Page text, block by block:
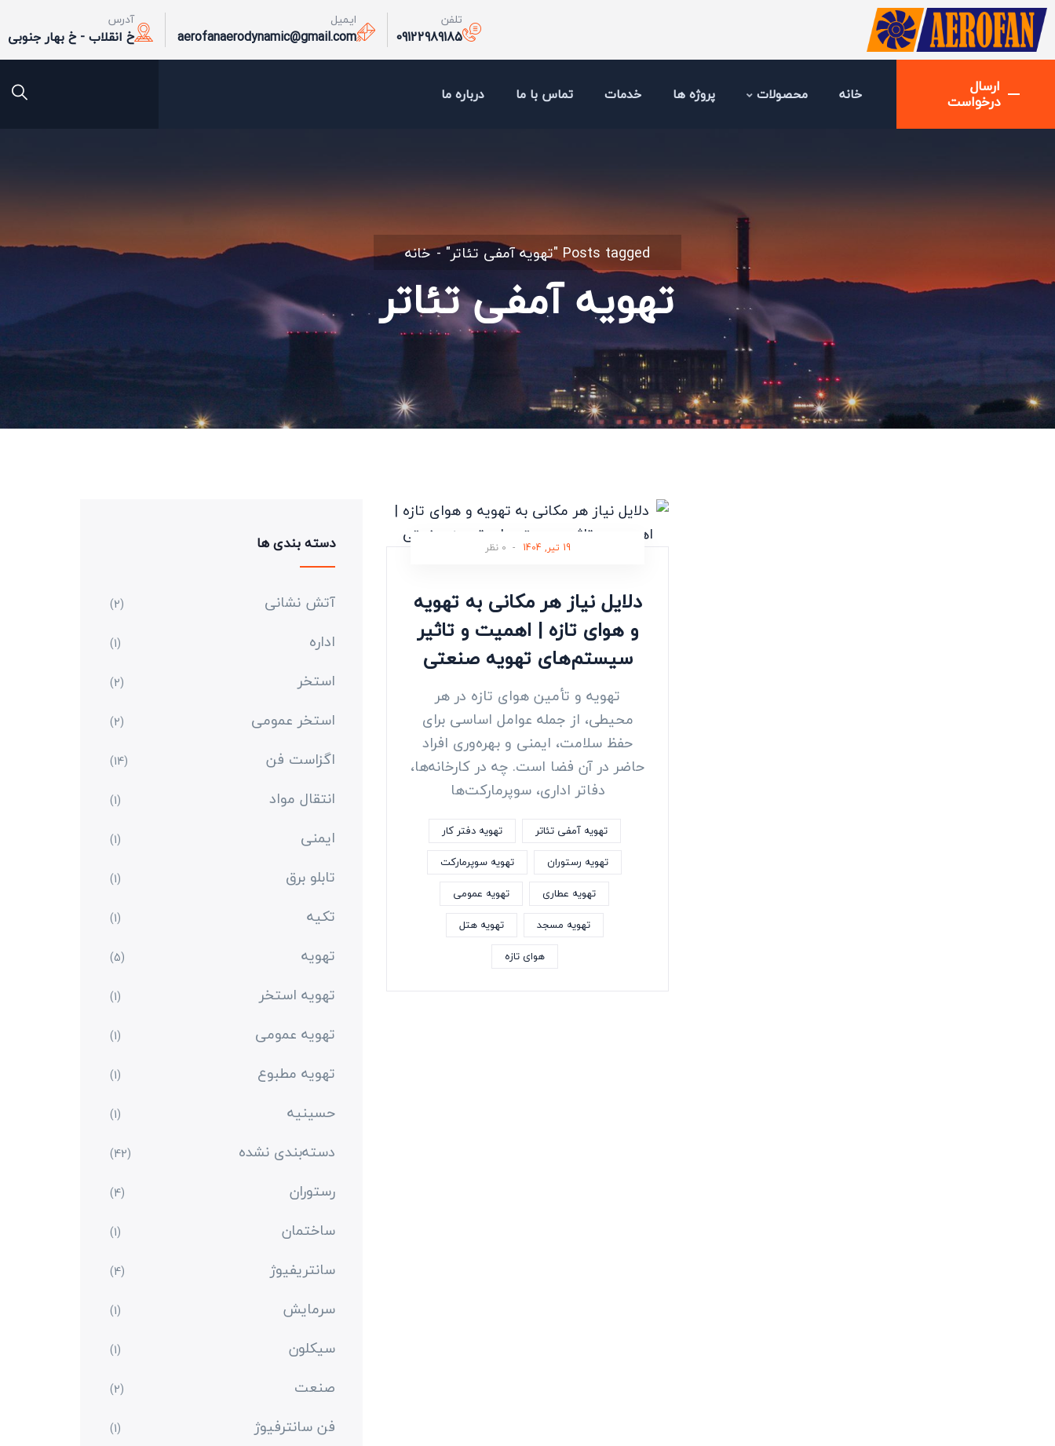
تلفن
09122989185
ایمیل
aerofanaerodynamic@gmail.com
آدرس
خ انقلاب - خ بهار جنوبی
ارسال
درخواست خانه محصولات پروژه ها خدمات تماس با ما درباره ما
خانه Posts tagged "تهویه آمفی تئاتر"
تهویه آمفی تئاتر
19 تیر, 1404 - 0 نظر
دلایل نیاز هر مکانی به تهویه
و هوای تازه | اهمیت و تاثیر
سیستم‌های تهویه صنعتی
تهویه و تأمین هوای تازه در هر
محیطی، از جمله عوامل اساسی برای
حفظ سلامت، ایمنی و بهره‌وری افراد
حاضر در آن فضا است. چه در کارخانه‌ها،
دفاتر اداری، سوپرمارکت‌ها
تهویه آمفی تئاتر
تهویه دفتر کار
تهویه رستوران
تهویه سوپرمارکت
تهویه عطاری
تهویه عمومی
تهویه مسجد
تهویه هتل
هوای تازه
دسته بندی ها
آتش نشانی (2)
اداره (1)
استخر (2)
استخر عمومی (2)
اگزاست فن (14)
انتقال مواد (1)
ایمنی (1)
تابلو برق (1)
تکیه (1)
تهویه (5)
تهویه استخر (1)
تهویه عمومی (1)
تهویه مطبوع (1)
حسینیه (1)
دسته‌بندی نشده (42)
رستوران (4)
ساختمان (1)
سانتریفیوژ (4)
سرمایش (1)
سیکلون (1)
صنعت (2)
فن سانترفیوژ (1)